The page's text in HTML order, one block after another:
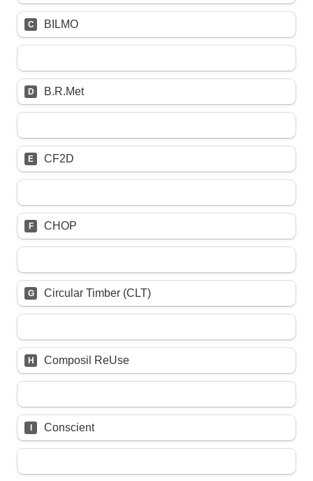
C BILMO
D B.R.Met
E CF2D
F CHOP
G Circular Timber (CLT)
H Composil ReUse
Conscient